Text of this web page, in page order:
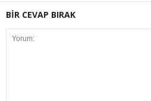
BİR CEVAP BIRAK